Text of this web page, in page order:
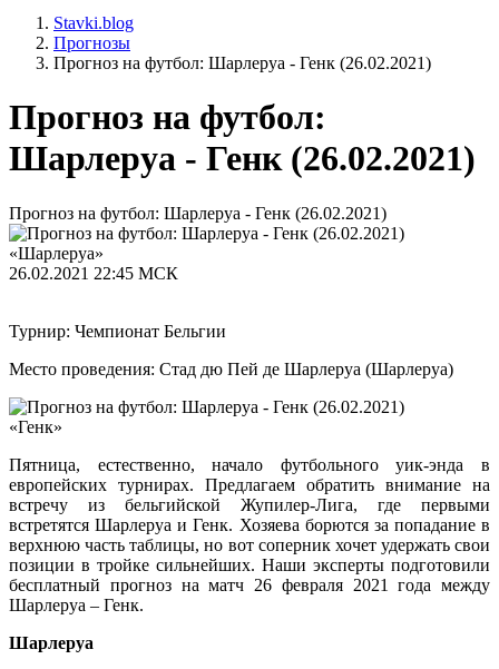
Stavki.blog
Прогнозы
Прогноз на футбол: Шарлеруа - Генк (26.02.2021)
Прогноз на футбол:
Шарлеруа - Генк (26.02.2021)
Прогноз на футбол: Шарлеруа - Генк (26.02.2021)
«Шарлеруа»
26.02.2021 22:45 МСК
Турнир: Чемпионат Бельгии
Место проведения: Стад дю Пей де Шарлеруа (Шарлеруа)
«Генк»
Пятница, естественно, начало футбольного уик-энда в
европейских турнирах. Предлагаем обратить внимание на
встречу из бельгийской Жупилер-Лига, где первыми
встретятся Шарлеруа и Генк. Хозяева борются за попадание в
верхнюю часть таблицы, но вот соперник хочет удержать свои
позиции в тройке сильнейших. Наши эксперты подготовили
бесплатный прогноз на матч 26 февраля 2021 года между
Шарлеруа – Генк.
Шарлеруа